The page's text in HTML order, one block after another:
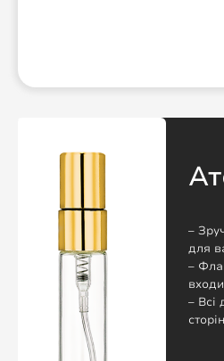
–
для
–
– Всі